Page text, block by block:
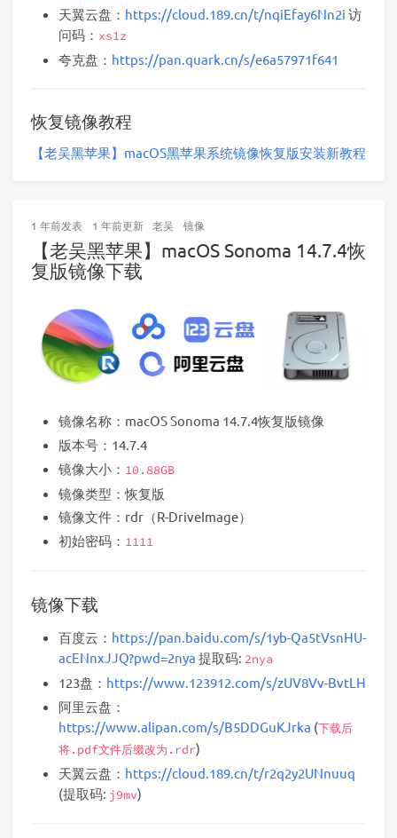
天翼云盘： https://cloud.189.cn/t/nqiEfay6Nn2i 访
问码： xs1z
夸克盘： https://pan.quark.cn/s/e6a57971f641
恢复镜像教程
【老吴黑苹果】macOS黑苹果系统镜像恢复版安装新教程
1 年前发表 1 年前更新 老吴 镜像
【老吴黑苹果】macOS Sonoma 14.7.4恢
复版镜像下载
镜像名称：macOS Sonoma 14.7.4恢复版镜像
版本号：14.7.4
镜像大小： 10.88GB
镜像类型：恢复版
镜像文件：rdr（R-DriveImage）
初始密码： 1111
镜像下载
百度云： https://pan.baidu.com/s/1yb-Qa5tVsnHU-
acENnxJJQ?pwd=2nya 提取码: 2nya
123盘： https://www.123912.com/s/zUV8Vv-BvtLH
阿里云盘：
https://www.alipan.com/s/B5DDGuKJrka (下载后
将.pdf文件后缀改为.rdr)
天翼云盘： https://cloud.189.cn/t/r2q2y2UNnuuq
(提取码: j9mv)